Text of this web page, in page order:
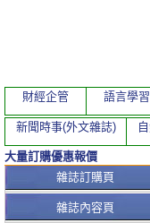
雜誌訂購頁
雜誌內容頁
財經企管 語言學習
新聞時事(外文雜誌)
大量訂購優惠報價